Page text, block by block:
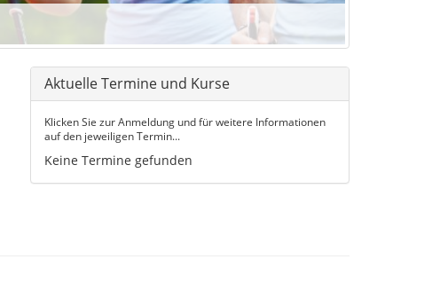
Aktuelle Termine und Kurse
Klicken Sie zur Anmeldung und für weitere Informationen
auf den jeweiligen Termin...
Keine Termine gefunden